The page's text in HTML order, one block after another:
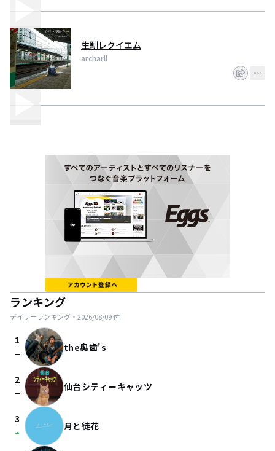
生馴レクイエム
archarll
ランキング
デイリーランキング・ 2026/08/09付
1
check_indeterminate_small the奥歯's
2
check_indeterminate_small 仙台シティーキャッツ
3
arrow_drop_up 月と徒花